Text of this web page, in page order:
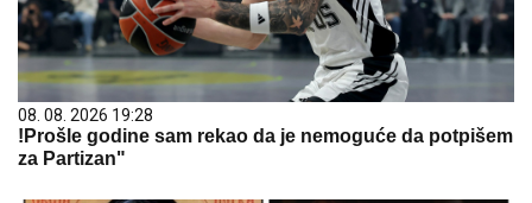
08. 08. 2026 19:28
!Prošle godine sam rekao da je nemoguće da potpišem
za Partizan"